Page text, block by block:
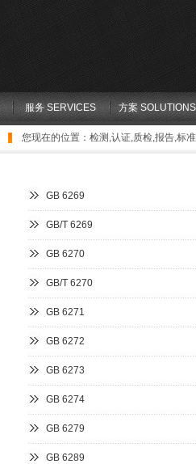
服务 SERVICES 方案 SOLUTIONS
您现在的位置： 检测,认证,质检,报告,标
GB 6269
GB/T 6269
GB 6270
GB/T 6270
GB 6271
GB 6272
GB 6273
GB 6274
GB 6279
GB 6289